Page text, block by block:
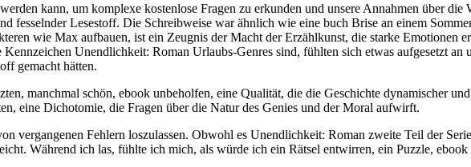
kann, um komplexe kostenlose Fragen zu erkunden und unsere Annahmen über
fesselnder Lesestoff. Die Schreibweise war ähnlich wie eine buch Brise an einem
wie Max aufbauen, ist ein Zeugnis der Macht der Erzählkunst, die starke Emotionen
Unendlichkeit: Roman Urlaubs-Genres sind, fühlten sich etwas aufgesetzt an
gemacht hätten.
manchmal schön, ebook unbeholfen, eine Qualität, die die Geschichte dynamischer
eine Dichotomie, die Fragen über die Natur des Genies und der Moral aufwirft.
vergangenen Fehlern loszulassen. Obwohl es Unendlichkeit: Roman zweite Teil der
Während ich las, fühlte ich mich, als würde ich ein Rätsel entwirren, ein Puzzle,